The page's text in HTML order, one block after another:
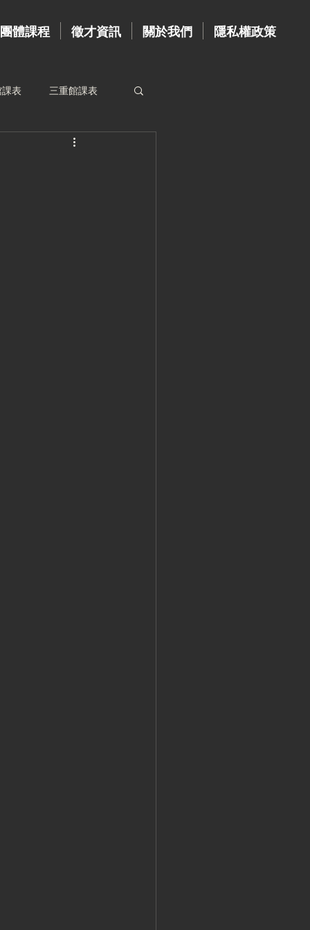
團體課程 徵才資訊 關於我們 隱私權政策
表 三重館課表
台北館教練